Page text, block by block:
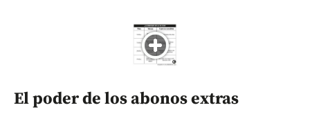
El poder de los abonos extras